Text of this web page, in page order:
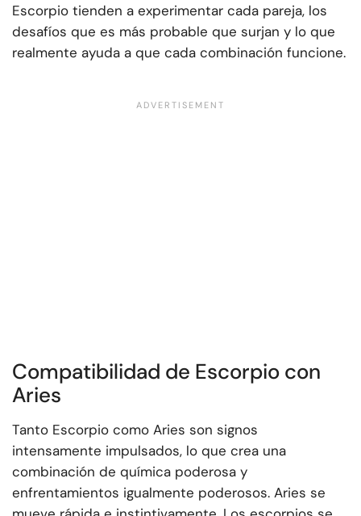
Escorpio tienden a experimentar cada pareja, los
desafíos que es más probable que surjan y lo que
realmente ayuda a que cada combinación funcione.
Compatibilidad de Escorpio con
Aries
Tanto Escorpio como Aries son signos
intensamente impulsados, lo que crea una
combinación de química poderosa y
enfrentamientos igualmente poderosos. Aries se